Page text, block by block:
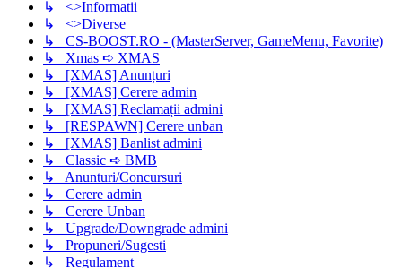
↳ <>Informatii
↳ <>Diverse
↳ CS-BOOST.RO - (MasterServer, GameMenu, Favorite)
↳ Xmas ➪ XMAS
↳ [XMAS] Anunțuri
↳ [XMAS] Cerere admin
↳ [XMAS] Reclamații admini
↳ [RESPAWN] Cerere unban
↳ [XMAS] Banlist admini
↳ Classic ➪ BMB
↳ Anunturi/Concursuri
↳ Cerere admin
↳ Cerere Unban
↳ Upgrade/Downgrade admini
↳ Propuneri/Sugesti
↳ Regulament